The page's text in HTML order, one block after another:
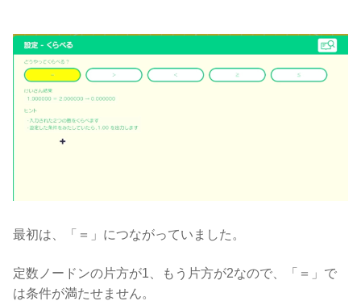
最初は、「＝」につながっていました。
定数ノードンの片方が1、もう片方が2なので、「＝」で
は条件が満たせません。